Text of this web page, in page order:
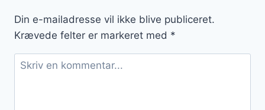
smagsoplevelse
Din e-mailadresse vil ikke blive publiceret.
Krævede felter er markeret med *